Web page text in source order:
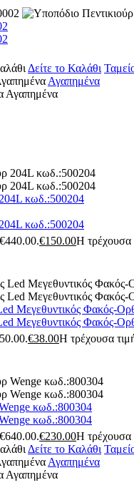
Δείτε το Καλάθι
Αγαπημένα
Αγαπημένα
204L κωδ.:500204
204L κωδ.:500204
€150.00Η τρέχουσα
Μεγεθυντικός Φακός-
Μεγεθυντικός Φακός-
€38.00Η τρέχουσα
Wenge κωδ.:800304
Wenge κωδ.:800304
€230.00Η τρέχουσα
Δείτε το Καλάθι
Αγαπημένα
Αγαπημένα